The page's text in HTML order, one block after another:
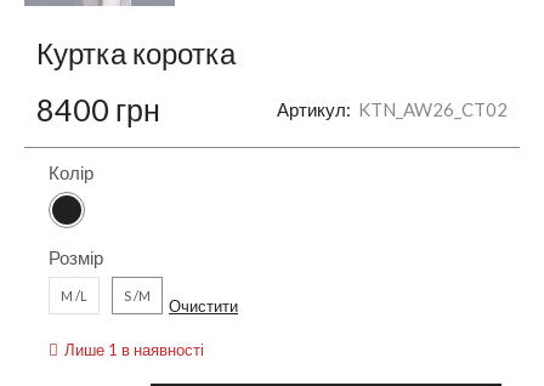
Куртка коротка
8400 грн Артикул: KTN_AW26_CT02
Колір
Розмір
M /L S /M Очистити
Лише 1 в наявності